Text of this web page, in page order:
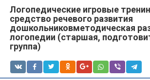
Логопедические игровые
средство речевого развития
дошкольниковметодическая
логопедии (старшая,
группа)